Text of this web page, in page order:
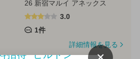
26 新宿マルイ アネックス
3.0
1件
詳細情報を見る